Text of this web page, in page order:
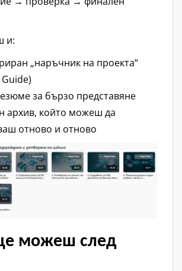
и:
„наръчник на проекта“
за бързо представяне
архив, който можеш да
отново и отново
можеш след